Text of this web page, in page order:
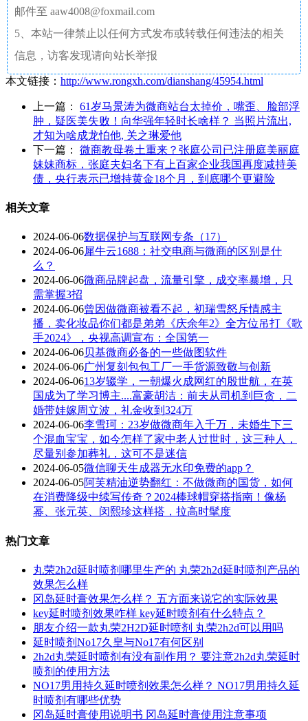
邮件至 aaw4008@foxmail.com
5、本站一律禁止以任何方式发布或转载任何违法的相关
信息，访客发现请向站长举报
本文链接： http://www.rongxh.com/dianshang/45954.html
上一篇： 61岁马景涛为微商站台太掉价，嘴歪、脸部浮
肿，疑医美失败！向华强年轻时长啥样？ 当照片流出,
才知为啥成龙怕他, 关之琳爱他
下一篇： 微商教母卷土重来？张庭公司已注册庭美丽庭
妹妹商标，张庭夫妇名下有上百家企业我国再度减持美
债，央行表示已增持黄金18个月，到底哪个更避险
相关文章
2024-06-06数据保护与互联网专条（17）
2024-06-06犀牛云1688：社交电商与微商的区别是什
么？
2024-06-06微商品牌起盘，流量引擎，成交率暴增，只
需掌握3招
2024-06-06曾因做微商被看不起，初瑞雪怒斥情感主
播，卖化妆品你们都是弟弟《庆余年2》全方位吊打《歌
手2024》，央视高调宣布：全国第一
2024-06-06贝基微商必备的一些做图软件
2024-06-06广州复刻包包工厂一手货源致敬与创新
2024-06-0613岁辍学，一朝爆火成网红的殷世航，在英
国成为了学习博主....富豪胡洁：前夫从司机到巨贪，二
婚带娃嫁周立波，礼金收到324万
2024-06-06李雪珂：23岁做微商年入千万，未婚生下三
个混血宝宝，如今怎样了家中老人过世时，这三种人，
尽量别参加葬礼，这可不是迷信
2024-06-05微信聊天生成器无水印免费的app？
2024-06-05阿芙精油逆势翻红：不做微商的国货，如何
在消费降级中续写传奇？2024棒球帽穿搭指南！像杨
幂、张元英、闵熙珍这样搭，拉高时髦度
热门文章
丸荣2h2d延时喷剂哪里生产的 丸荣2h2d延时喷剂产品的
效果怎么样
冈岛延时膏效果怎么样？ 五方面来说它的实际效果
key延时喷剂效果咋样 key延时喷剂有什么特点？
朋友介绍一款丸荣2H2D延时喷剂 丸荣2h2d可以用吗
延时喷剂No17久皇与No17有何区别
2h2d丸荣延时喷剂有没有副作用？ 要注意2h2d丸荣延时
喷剂的使用方法
NO17男用持久延时喷剂效果怎么样？ NO17男用持久延
时喷剂有哪些优势
冈岛延时膏使用说明书 冈岛延时膏使用注意事项